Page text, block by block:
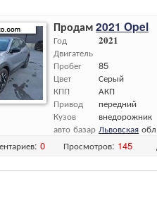
Продам2021 Opel
Год
Двигатель
Пробег
Цвет
КПП
Привод
Кузов
авто базар
2021
85
Серый
АКП
передний
внедорожник
Львовская
0 Просмотров: 145